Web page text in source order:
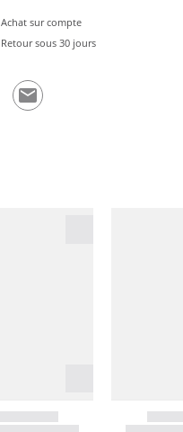
Achat sur compte
Retour sous 30 jours